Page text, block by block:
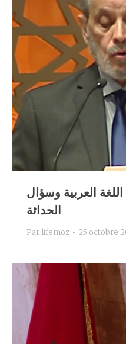
العربية وسؤال
الحداثة
Par lifemoz 25 octobre